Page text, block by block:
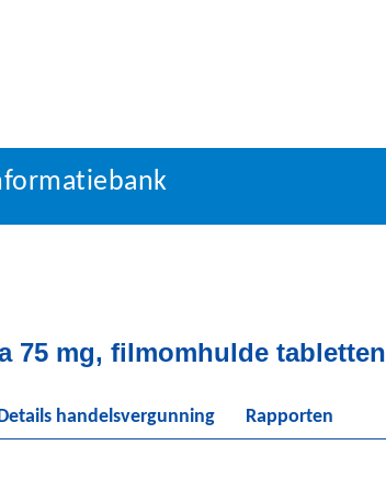
75 mg, filmomhulde tabletten
handelsvergunning Rapporten